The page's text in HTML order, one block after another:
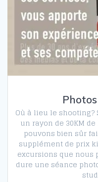
Où à lieu le
un rayon de 30KM
pouvons bien sûr
supplément de prix
excursions que nous
dure une séance